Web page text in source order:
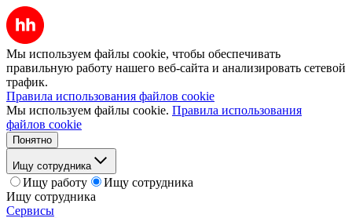
Мы используем файлы cookie, чтобы обеспечивать
правильную работу нашего веб-сайта и анализировать сетевой
трафик.
Правила использования файлов cookie
Мы используем файлы cookie. Правила использования
файлов cookie
Понятно
Ищу сотрудника
Ищу работу
Ищу сотрудника
Ищу сотрудника
Сервисы